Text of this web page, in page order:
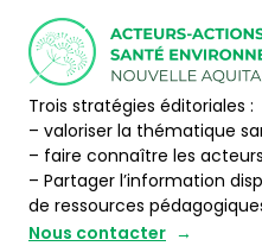
Trois stratégies éditoriales :
– valoriser la thématique
– faire connaître les
– Partager l’information
de ressources
Nous contacter